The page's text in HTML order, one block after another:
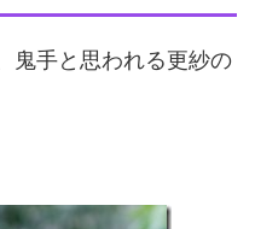
鬼手と思われる更紗の